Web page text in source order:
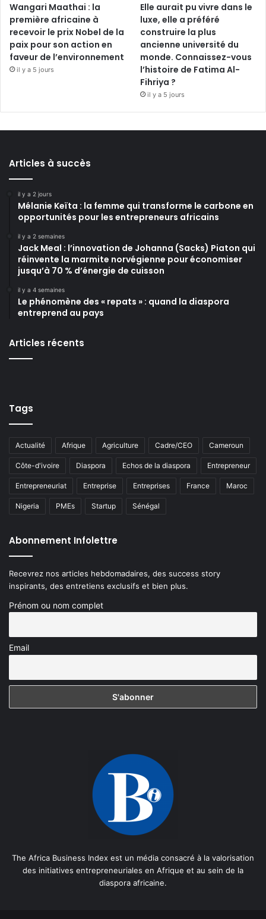
Wangari Maathai : la
première africaine à
recevoir le prix Nobel de la
paix pour son action en
faveur de l’environnement
il y a 5 jours
Elle aurait pu vivre dans le
luxe, elle a préféré
construire la plus
ancienne université du
monde. Connaissez-vous
l’histoire de Fatima Al-
Fihriya ?
il y a 5 jours
Articles à succès
il y a 2 jours
Mélanie Keïta : la femme qui transforme le carbone en
opportunités pour les entrepreneurs africains
il y a 2 semaines
Jack Meal : l’innovation de Johanna (Sacks) Piaton qui
réinvente la marmite norvégienne pour économiser
jusqu’à 70 % d’énergie de cuisson
il y a 4 semaines
Le phénomène des « repats » : quand la diaspora
entreprend au pays
Articles récents
Tags
Actualité Afrique Agriculture Cadre/CEO Cameroun
Côte-d'ivoire Diaspora Echos de la diaspora Entrepreneur
Entrepreneuriat Entreprise Entreprises France Maroc
Nigeria PMEs Startup Sénégal
Abonnement Infolettre
Recevrez nos articles hebdomadaires, des success story
inspirants, des entretiens exclusifs et bien plus.
Prénom ou nom complet
Email
The Africa Business Index est un média consacré à la valorisation
des initiatives entrepreneuriales en Afrique et au sein de la
diaspora africaine.